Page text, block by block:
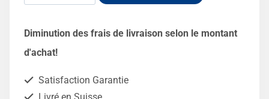
de
Moutarde
blanche
-
Diminution des frais de livraison selon le montant
d'achat!
Satisfaction Garantie
Livré en Suisse